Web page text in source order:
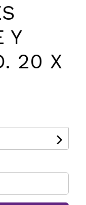
Y
20 X